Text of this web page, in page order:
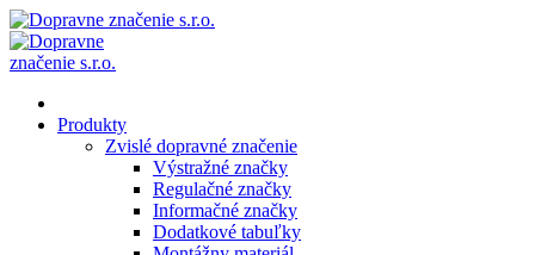
Produkty
Zvislé dopravné značenie
Výstražné značky
Regulačné značky
Informačné značky
Dodatkové tabuľky